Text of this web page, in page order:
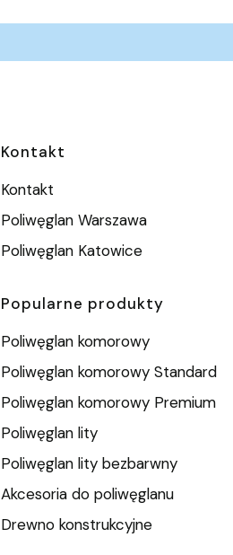
Linki w stopce
Kontakt
Kontakt
Poliwęglan Warszawa
Poliwęglan Katowice
Popularne produkty
Poliwęglan komorowy
Poliwęglan komorowy Standard
Poliwęglan komorowy Premium
Poliwęglan lity
Poliwęglan lity bezbarwny
Akcesoria do poliwęglanu
Drewno konstrukcyjne